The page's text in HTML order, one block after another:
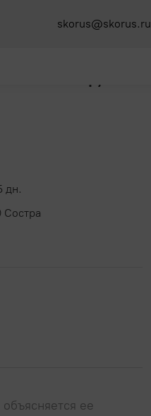
skorus@skorus.ru
300гр/24
дн.
ее